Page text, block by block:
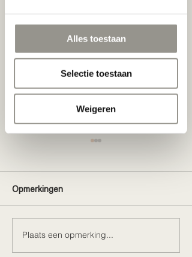
Alles toestaan
Selectie toestaan
Weigeren
Bonjour, Paris. Bonjour,
nieuwe collecties
Opmerkingen
Plaats een opmerking...